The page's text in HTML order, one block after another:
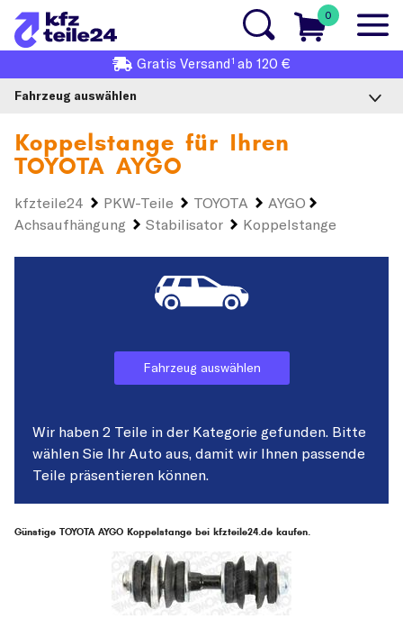
0
Gratis Versand1 ab 120 €
Fahrzeug auswählen
Koppelstange für Ihren
TOYOTA AYGO
kfzteile24 PKW-Teile TOYOTA
AYGO
Achsaufhängung
Stabilisator Koppelstange
Fahrzeug auswählen
Wir haben 2 Teile in der Kategorie gefunden. Bitte
wählen Sie Ihr Auto aus, damit wir Ihnen passende
Teile präsentieren können.
Günstige TOYOTA AYGO Koppelstange bei kfzteile24.de kaufen.